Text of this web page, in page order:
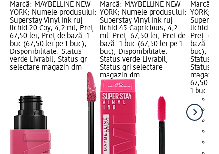
Marcă: MAYBELLINE NEW
YORK; Numele produsului:
Superstay Vinyl Ink ruj
lichid 20 Coy, 4,2 ml; Preț:
67,50 lei; Preț de bază: 1
buc (67,50 lei pe 1 buc);
Disponibilitate: Status
verde Livrabil, Status gri
selectare magazin dm
Marcă: MAYBELLINE NEW
YORK; Numele produsului:
Superstay Vinyl Ink ruj
lichid 45 Capricious, 4,2
ml; Preț: 67,50 lei; Preț de
bază: 1 buc (67,50 lei pe 1
buc); Disponibilitate:
Status verde Livrabil,
Status gri selectare
magazin dm
Marcă:
YORK;
lichid
Preț:
bază: 1
buc);
Status
Status
67,50 lei
1 buc